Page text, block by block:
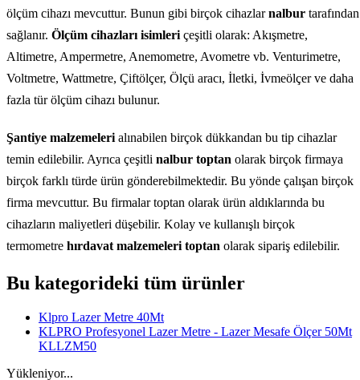
ölçüm cihazı mevcuttur. Bunun gibi birçok cihazlarnalbur tarafından
sağlanır. Ölçüm cihazları isimleri çeşitli olarak: Akışmetre,
Altimetre, Ampermetre, Anemometre, Avometre vb. Venturimetre,
Voltmetre, Wattmetre, Çiftölçer, Ölçü aracı, İletki, İvmeölçer ve daha
fazla tür ölçüm cihazı bulunur.
Şantiye malzemeleri alınabilen birçok dükkandan bu tip cihazlar
temin edilebilir. Ayrıca çeşitli nalbur toptan olarak birçok firmaya
birçok farklı türde ürün gönderebilmektedir. Bu yönde çalışan birçok
firma mevcuttur. Bu firmalar toptan olarak ürün aldıklarında bu
cihazların maliyetleri düşebilir. Kolay ve kullanışlı birçok
termometre hırdavat malzemeleri toptan olarak sipariş edilebilir.
Bu kategorideki tüm ürünler
Klpro Lazer Metre 40Mt
KLPRO Profesyonel Lazer Metre - Lazer Mesafe Ölçer 50Mt
KLLZM50
Yükleniyor...